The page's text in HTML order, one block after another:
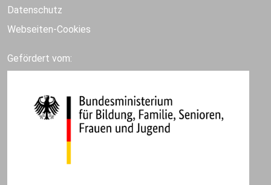
Datenschutz
Webseiten-Cookies
Gefördert vom: